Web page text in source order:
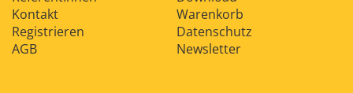
Kontakt
Warenkorb
Registrieren
Datenschutz
AGB
Newsletter